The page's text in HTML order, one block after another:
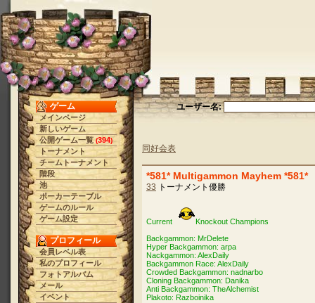
ゲーム
メインページ
新しいゲーム
公開ゲーム一覧 (394)
トーナメント
チームトーナメント
階段
池
ポーカーテーブル
ゲームのルール
ゲーム設定
プロフィール
会員レベル表
私のプロフィール
フォトアルバム
メール
イベント
ユーザー名:
同好会表
*581* Multigammon Mayhem *581*
33 トーナメント優勝
Current
Knockout Champions
Backgammon: MrDelete
Hyper Backgammon: arpa
Nackgammon: AlexDaily
Backgammon Race: AlexDaily
Crowded Backgammon: nadnarbo
Cloning Backgammon: Danika
Anti Backgammon: TheAlchemist
Plakoto: Razboinika